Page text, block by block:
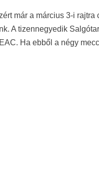
már a március 3-i
A tizennegyedik
Ha ebből a négy